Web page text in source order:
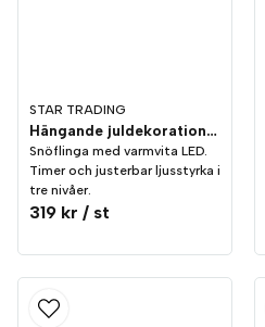
STAR TRADING
Hängande juldekoration Snöflinga Niva
Snöflinga med varmvita LED.
Timer och justerbar ljusstyrka i
tre nivåer.
319 kr / st